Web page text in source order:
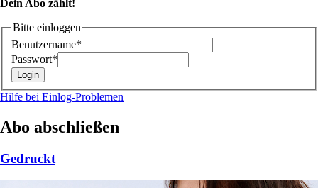
Dein Abo zählt!
Bitte einloggen
Benutzername*
Passwort*
Hilfe bei Einlog-Problemen
Abo abschließen
Gedruckt